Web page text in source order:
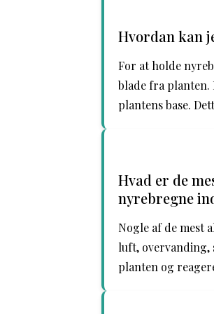
Hvordan kan
For at holde
blade fra planten.
plantens base.
Hvad er de
nyrebregne
Nogle af de mest
luft, overvanding,
planten og